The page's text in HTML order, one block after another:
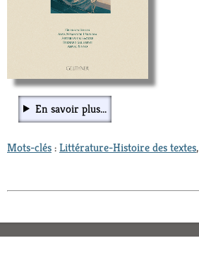
En savoir plus...
Mots-clés:Littérature-Histoire des textes,